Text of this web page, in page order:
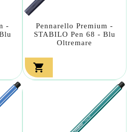
-
Pennarello Premium -
STABILO Pen 68 - Blu
Oltremare
